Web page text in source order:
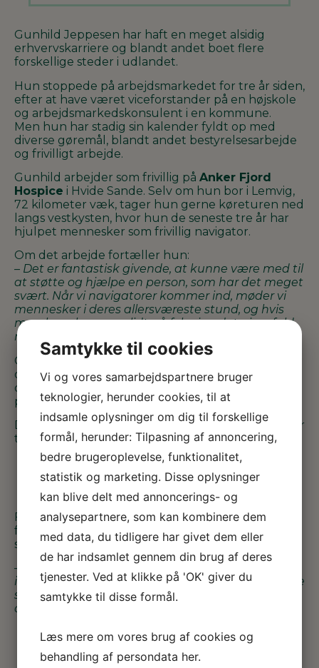
Gunhild Jeppesen har haft en meget alsidig
erhvervskarriere og blandt andet boet flere
forskellige steder i udlandet.
Hun stoppede på arbejdsmarkedet for tre år siden,
efter at have været viceforstander på en højskole
og arbejdsmarkedskonsulent i en kommune.
Men hun har stadig sin kalender fyldt op med
diverse gøremål, blandt andet bestyrelsesarbejde
og frivilligt arbejde.
Gunhild arbejder som frivillig på Anker Fjord
Hospice i Hvide Sande. Selv om hun bor i Lemvig,
72 kilometer væk, tager hun gerne køreturen ned
langs vestkysten, hvor hun de seneste tre år har
hjulpet mennesker som frivillig navigator.
Om det arbejde fortæller hun:
– Det er fantastisk givende, at kunne være med til
at støtte og hjælpe en person, som har det meget
svært. Når vi navigatorer kommer ind, møder vi
mennesker i deres allersværeste stund, og hvis
man bare kan gøre lidt, så føler jeg det giver fuld
mening,
Gunhilds opgave som navigator er at lytte, hjælpe
og støtte. At give kærlige skub til at komme videre
og bygge bro til andre tilbud, som kan hjælpe
personen videre i livet.
Der er tre grupper på Anker Fjord Hospice, som får
tilbuddet om at få tilknyttet en navigator. Det er:
enlige patienter, som har et sparsomt
netværk.
sårbare efterlevende
børnefamilier
For tiden er det Susanne, som mistede sin mand,
for en måned siden, der har glæde af Gunhild. Og
som Susanne siger:
– Det har gjort min sorg lettere at komme
igennem, at jeg har Gunhild til at give mig kærlige
skub, så jeg ikke bare sidder derhjemme i sofaen
og kigger ind i væggen.
Samtykke til cookies
Vi og vores samarbejdspartnere bruger
teknologier, herunder cookies, til at
indsamle oplysninger om dig til forskellige
formål, herunder: Tilpasning af annoncering,
bedre brugeroplevelse, funktionalitet,
statistik og marketing. Disse oplysninger
kan blive delt med annoncerings- og
analysepartnere, som kan kombinere dem
med data, du tidligere har givet dem eller
de har indsamlet gennem din brug af deres
tjenester. Ved at klikke på 'OK' giver du
samtykke til disse formål.
Læs mere om vores brug af cookies og
behandling af persondata her.